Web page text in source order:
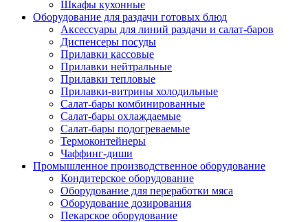
Шкафы кухонные
Оборудование для раздачи готовых блюд
Аксессуары для линий раздачи и салат-баров
Диспенсеры посуды
Прилавки кассовые
Прилавки нейтральные
Прилавки тепловые
Прилавки-витрины холодильные
Салат-бары комбинированные
Салат-бары охлаждаемые
Салат-бары подогреваемые
Термоконтейнеры
Чаффинг-диши
Промышленное производственное оборудование
Кондитерское оборудование
Оборудование для переработки мяса
Оборудование дозирования
Пекарское оборудование